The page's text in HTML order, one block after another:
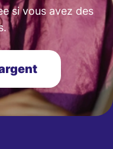
si vous avez des